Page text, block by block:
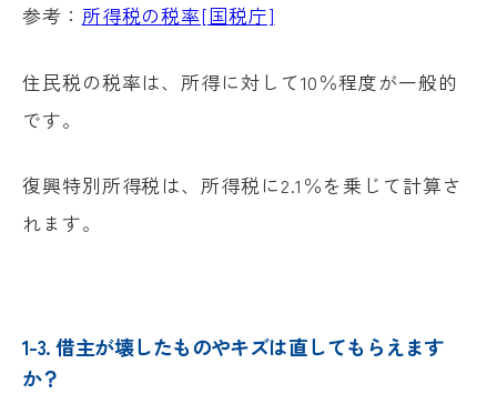
参考： 所得税の税率[国税庁]
住民税の税率は、所得に対して10％程度が一般的
です。
復興特別所得税は、所得税に2.1％を乗じて計算さ
れます。
1-3. 借主が壊したものやキズは直してもらえます
か？